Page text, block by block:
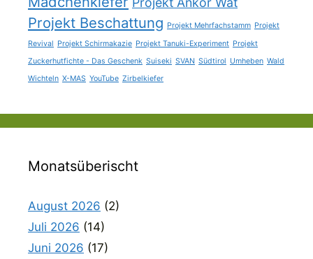
Projekt Beschattung Projekt Mehrfachstamm Projekt
Revival Projekt Schirmakazie Projekt Tanuki-Experiment Projekt
Zuckerhutfichte - Das Geschenk Suiseki SVAN Südtirol Umheben Wald
Wichteln X-MAS YouTube Zirbelkiefer
Monatsüberischt
August 2026 (2)
Juli 2026 (14)
Juni 2026 (17)